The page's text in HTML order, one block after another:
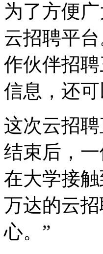
为了方便
云招聘平
作伙伴招
信息，还可
这次云招
结束后，
在大学接
万达的云
心。 ”